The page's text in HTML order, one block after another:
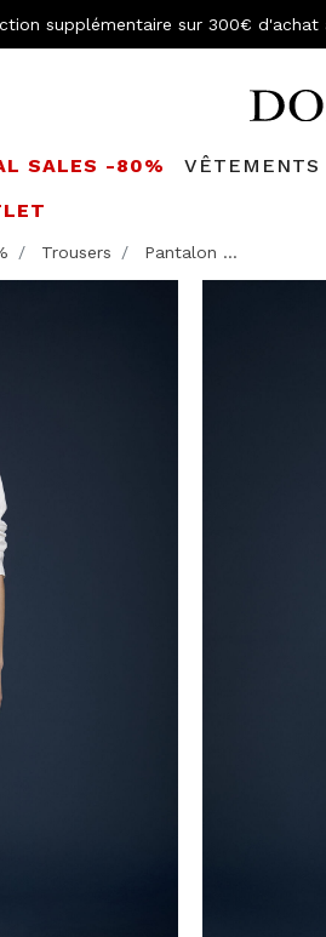
supplémentaire sur 300€ d'achat
SALES -80% VÊTEMENTS
Rejoignez le
Trousers Pantalon ...